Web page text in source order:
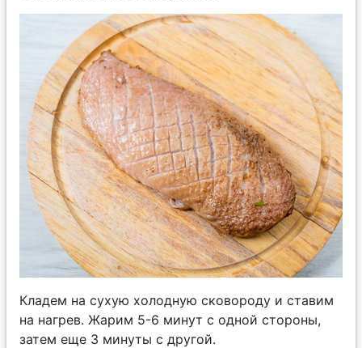
Кладем на сухую холодную сковороду и ставим
на нагрев. Жарим 5-6 минут с одной стороны,
затем еще 3 минуты с другой.